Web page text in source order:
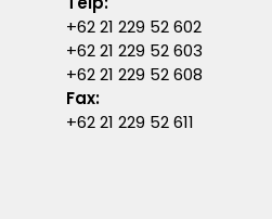
+62 21 229 52 602
+62 21 229 52 603
+62 21 229 52 608
Fax:
+62 21 229 52 611